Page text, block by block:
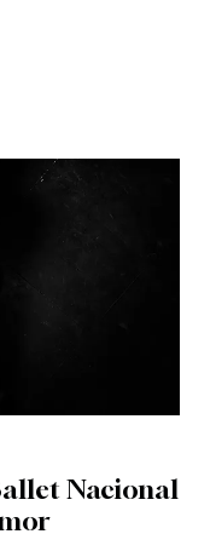
Nacional